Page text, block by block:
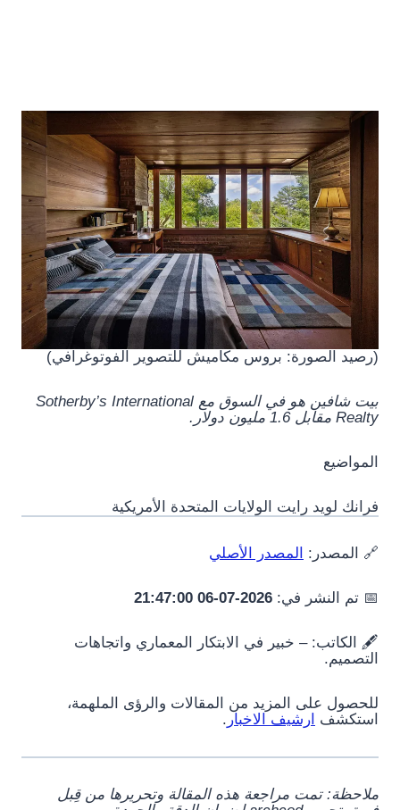
(رصيد الصورة: بروس مكاميش للتصوير الفوتوغرافي)
بيت شافين هو
في السوق مع Sotherby’s International
Realty مقابل 1.6 مليون دولار
.
المواضيع
فرانك لويد رايت الولايات المتحدة الأمريكية
🔗 المصدر: المصدر الأصلي
📅 تم النشر في: 2026-07-06 21:47:00
🖋️ الكاتب:– خبير في الابتكار المعماري واتجاهات
التصميم.
للحصول على المزيد من المقالات والرؤى الملهمة،
استكشف ارشيف الاخبار .
ملاحظة: تمت مراجعة هذه المقالة وتحريرها من قِبل